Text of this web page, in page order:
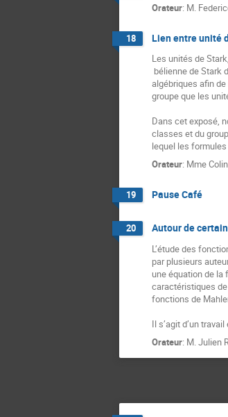
Orateur: M.
18 Lien entre unité
Les unités de
algébriques afin
groupe que les
Dans cet exposé,
classes et du
lequel les
Orateur: Mme
19 Pause Café
20 Autour de
L’étude des
par plusieurs
une équation de
caractéristiques
fonctions de
Il s’agit d’un
Orateur: M.Julien